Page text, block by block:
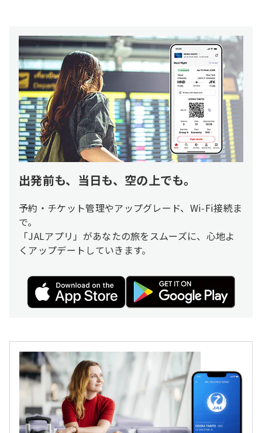
出発前も、当日も、空の上でも。
予約・チケット管理やアップグレード、Wi‑Fi接続ま
で。
「JALアプリ」があなたの旅をスムーズに、心地よ
くアップデートしていきます。